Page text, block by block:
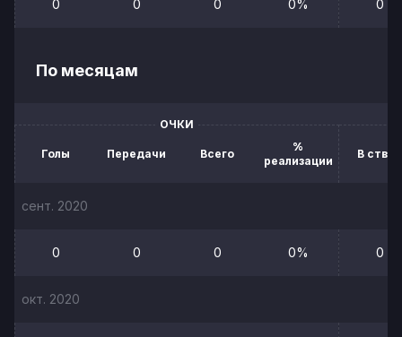
0 0 0 0% 0
По месяцам
ОЧКИ
Голы Передачи Всего
%
реализации
В створ
сент. 2020
0 0 0 0% 0
окт. 2020